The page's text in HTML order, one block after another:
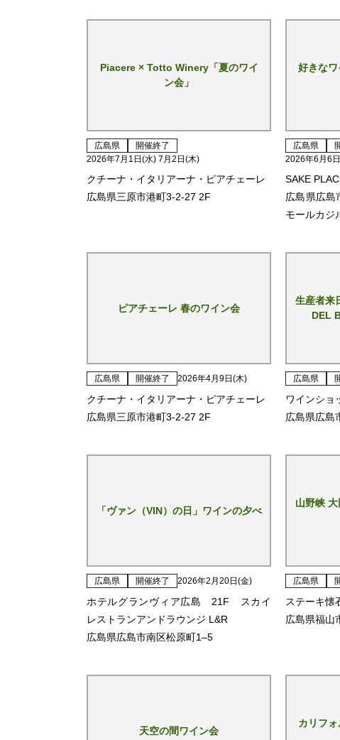
Piacere × Totto Winery「夏のワイ
ン会」
広島県
開催終了
2026年7月1日(水) 7月2日(木)
クチーナ・イタリアーナ・ピアチェーレ
広島県三原市港町3-2-27 2F
好きな
広島県
2026年6月6
SAKE
広島県広島
モールカジ
ピアチェーレ 春のワイン会
広島県 開催終了 2026年4月9日(木)
クチーナ・イタリアーナ・ピアチェーレ
広島県三原市港町3-2-27 2F
生産者来
DEL
広島県
ワインショ
広島県広島
「ヴァン（VIN）の日」ワインの夕べ
広島県 開催終了 2026年2月20日(金)
ホテルグランヴィア広島 21F スカイ
レストランアンドラウンジ L&R
広島県広島市南区松原町1‒5
山野峡
広島県
ステーキ懐
広島県福山
天空の間ワイン会
カリフ